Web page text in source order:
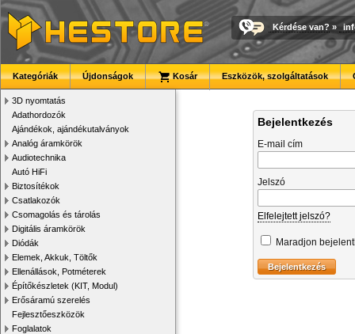
Kérdése van? »
Kategóriák Újdonságok Kosár Eszközök, szolgáltatások
3D nyomtatás
Adathordozók
Ajándékok, ajándékutalványok
Analóg áramkörök
Audiotechnika
Autó HiFi
Biztosítékok
Csatlakozók
Csomagolás és tárolás
Digitális áramkörök
Diódák
Elemek, Akkuk, Töltők
Ellenállások, Potméterek
Építőkészletek (KIT, Modul)
Erősáramú szerelés
Fejlesztőeszközök
Foglalatok
Bejelentkezés
E-mail cím
Jelszó
Elfelejtett jelszó?
Maradjon